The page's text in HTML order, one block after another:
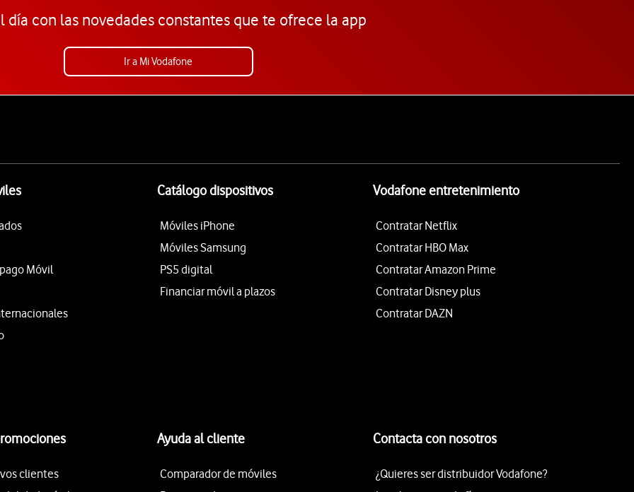
día con las novedades constantes que te ofrece la app
Ir a Mi Vodafone
Móvil
Catálogo dispositivos
Móviles iPhone
Móviles Samsung
PS5 digital
Financiar móvil a plazos
Vodafone entretenimiento
Contratar Netflix
Contratar HBO Max
Contratar Amazon Prime
Contratar Disney plus
Contratar DAZN
clientes
Ayuda al cliente
Comparador de móviles
Contacta con nosotros
¿Quieres ser distribuidor Vodafone?